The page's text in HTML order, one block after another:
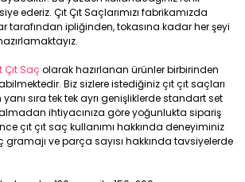
ederiz. Çıt Çıt Saçlarımızı fabrikamızda
tarafından ipliğinden, tokasına kadar her şeyi
Çıt Saç olarak hazırlanan ürünler birbirinden
Biz sizlere istediğiniz çıt çıt saçları
sıra tek tek ayrı genişliklerde standart set
ihtiyacınıza göre yoğunlukta sipariş
çıt çıt saç kullanımı hakkında deneyiminiz
gramajı ve parça sayısı hakkında tavsiyelerde